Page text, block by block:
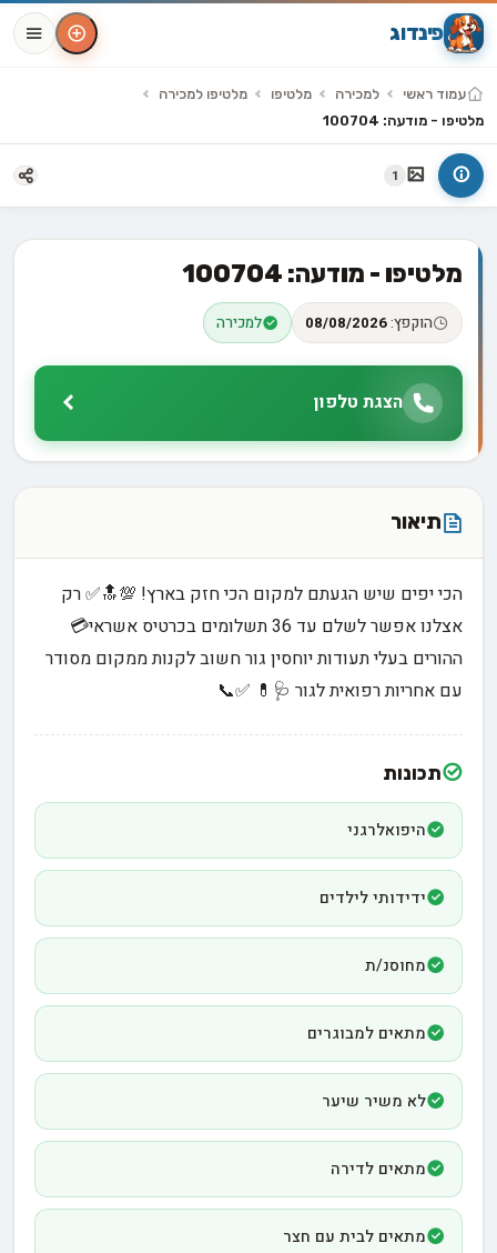
פינדוג
עמוד ראשי למכירה מלטיפו
מלטיפו למכירה
מלטיפו - מודעה: 100704
1
מלטיפו - מודעה: 100704
הוקפץ:08/08/2026 למכירה
הצגת טלפון
תיאור
הכי יפים שיש הגעתם למקום הכי חזק בארץ! 💯🔝✅ רק
אצלנו אפשר לשלם עד 36 תשלומים בכרטיס אשראי💳
ההורים בעלי תעודות יוחסין גור חשוב לקנות ממקום מסודר
עם אחריות רפואית לגור 🩺💊 ✅📞
תכונות
היפואלרגני
ידידותי לילדים
מחוסנ/ת
מתאים למבוגרים
לא משיר שיער
מתאים לדירה
מתאים לבית עם חצר